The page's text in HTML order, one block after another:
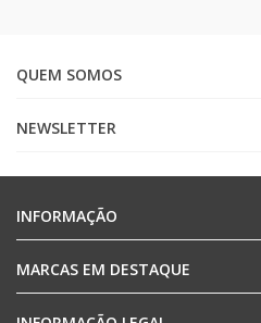
QUEM SOMOS
NEWSLETTER
INFORMAÇÃO
MARCAS EM DESTAQUE